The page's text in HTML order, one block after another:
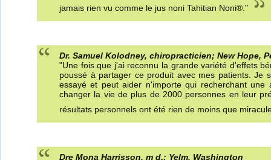
jamais rien vu comme le jus noni Tahitian Noni®."
Dr. Samuel Kolodney, chiropracticien; New Hope,
"Une fois que j'ai reconnu la grande variété d'effets
poussé à partager ce produit avec mes patients. Je
essayé et peut aider n'importe qui recherchant une
changer la vie de plus de 2000 personnes en leur
résultats personnels ont été rien de moins que
Dre Mona Harrisson, m d.; Yelm, Washington